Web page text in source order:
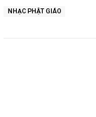
NHẠC PHẬT GIÁO